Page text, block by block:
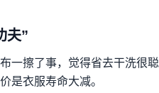
夫”
一擦了事，觉得省去干洗很
是衣服寿命大减。